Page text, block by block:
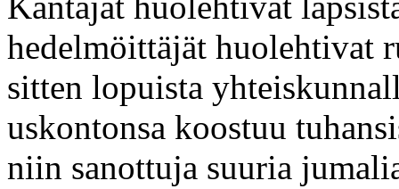
hedelmöittäjät huolehtivat
sitten lopuista
uskontonsa koostuu
niin sanottuja suuria